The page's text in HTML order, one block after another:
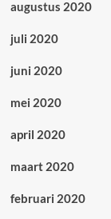
augustus 2020
juli 2020
juni 2020
mei 2020
april 2020
maart 2020
februari 2020